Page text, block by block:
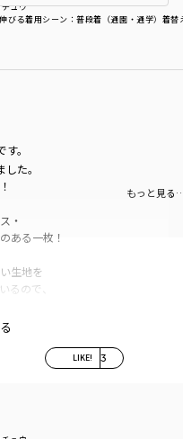
伸びる着用シーン ：普段着（通園・通学） 着替
ュウ
。
た。
もっと見る
LIKE! 3
・
ある一枚！
生地を
るので、